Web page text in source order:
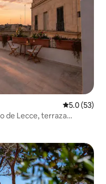
Calificación
5.0 (53)
de Lecce, terraza